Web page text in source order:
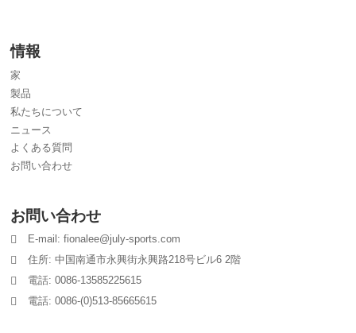
情報
家
製品
私たちについて
ニュース
よくある質問
お問い合わせ
お問い合わせ
E-mail: fionalee@july-sports.com
住所: 中国南通市永興街永興路218号ビル6 2階
電話: 0086-13585225615
電話: 0086-(0)513-85665615